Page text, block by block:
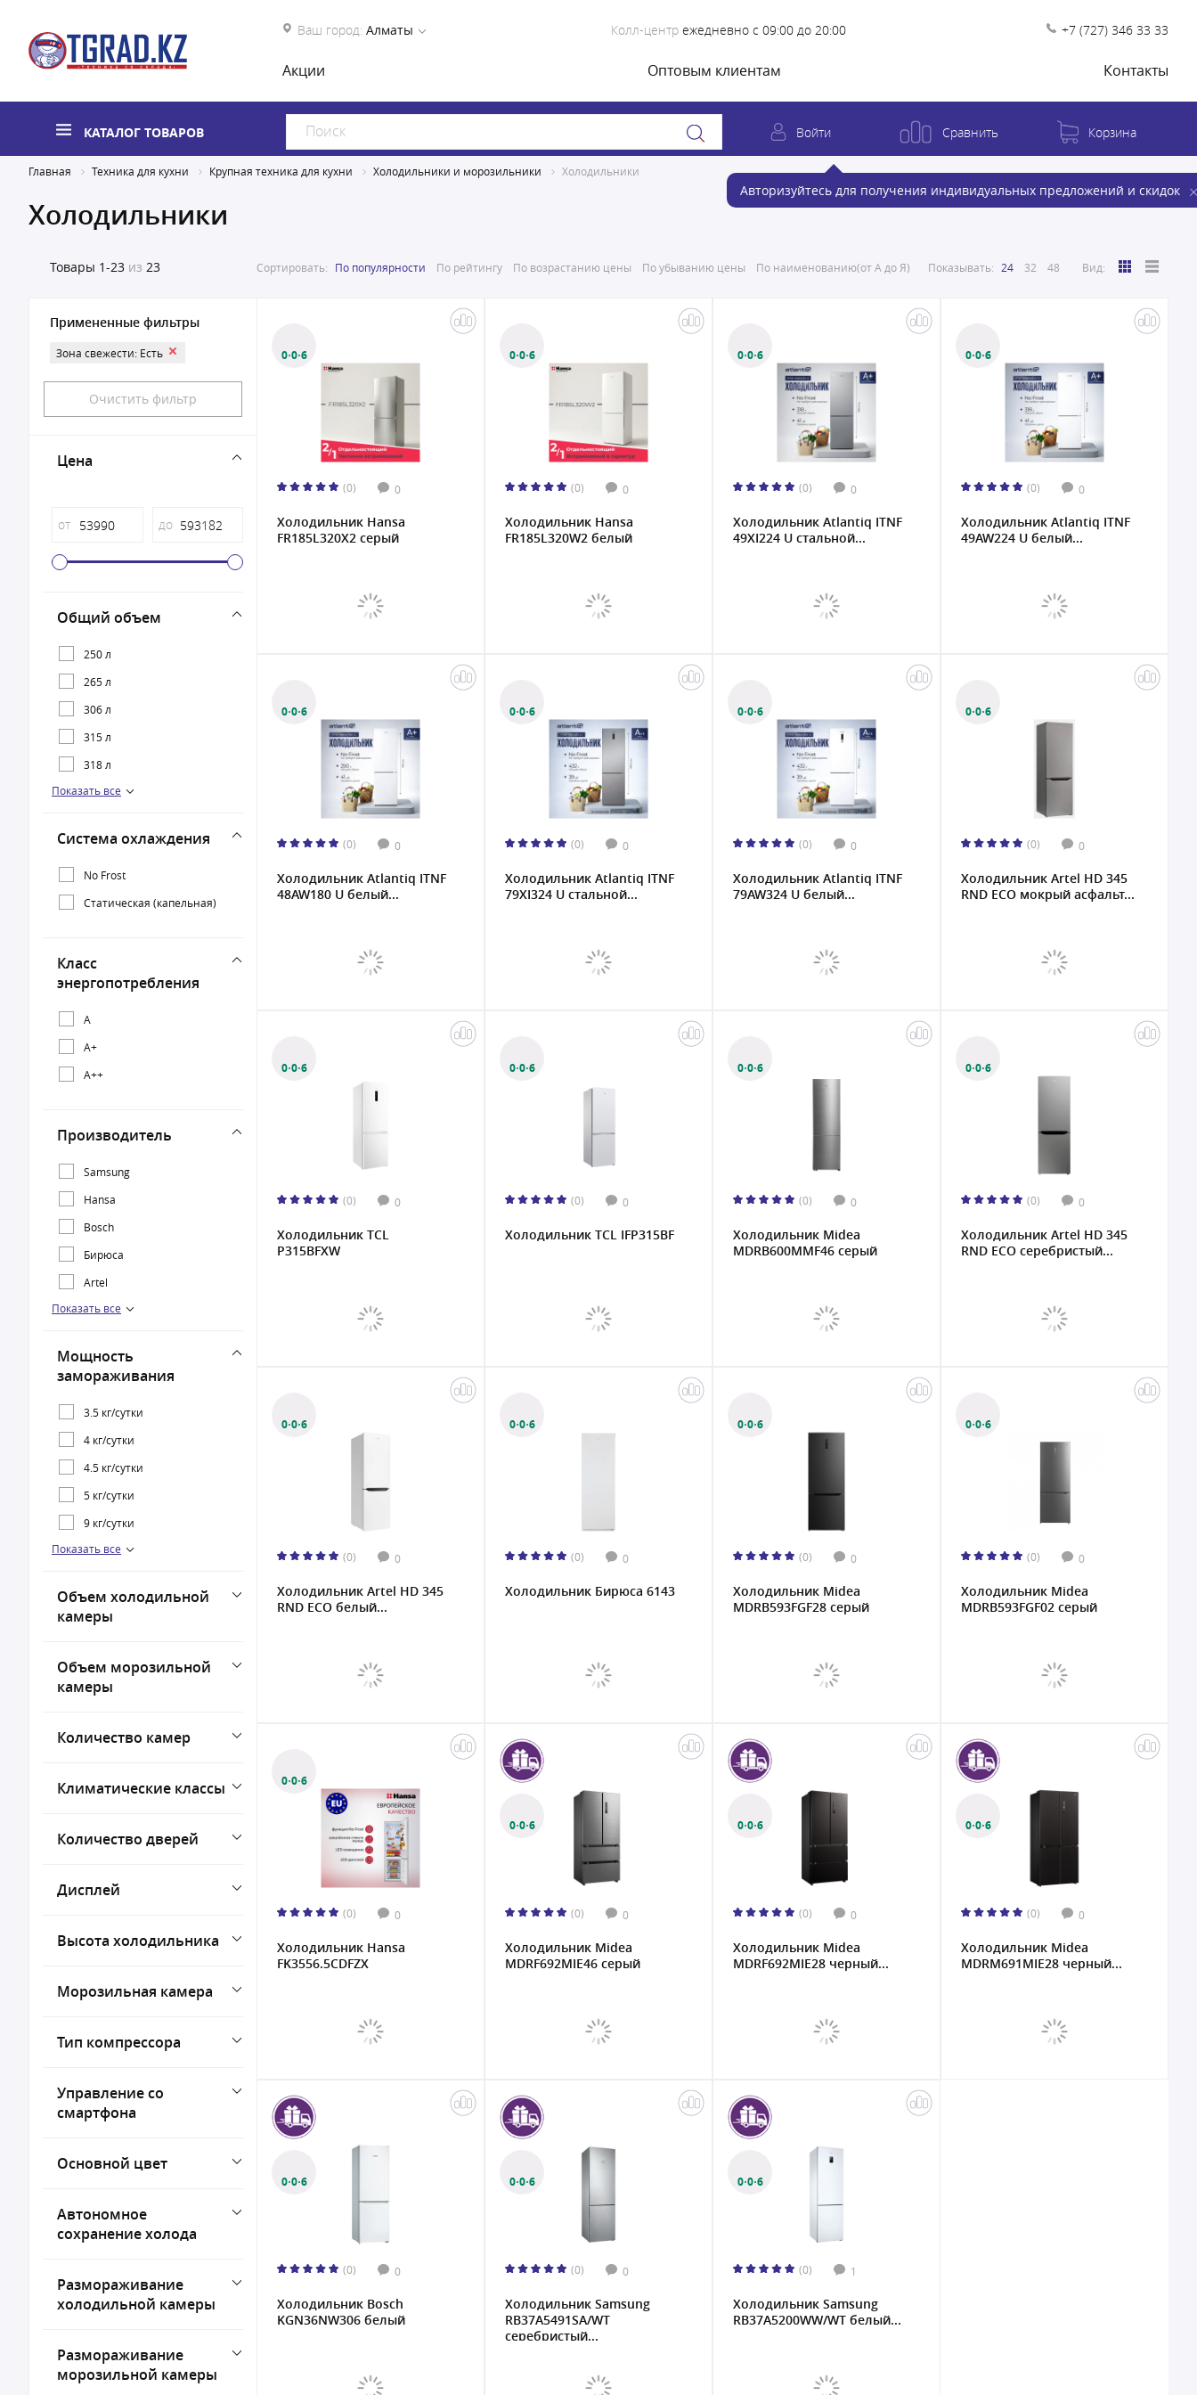
Ваш город: Алматы Колл-центр ежедневно с 09:00 до 20:00 +7 (727) 346 33 33
Акции Оптовым клиентам Контакты
КАТАЛОГ ТОВАРОВ Войти
Авторизуйтесь для получения индивидуальных предложений и скидок
Сравнить Корзина
Главная Техника для кухни Крупная техника для кухни Холодильники и морозильники Холодильники
Холодильники
Товары 1-23 из 23 Сортировать: По популярности По рейтингу По возрастанию цены По убыванию цены По наименованию(от А до Я) Показывать: 24 32 48 Вид:
Примененные фильтры
Зона свежести: Есть
Очистить фильтр
Цена
от до
Общий объем
250 л
265 л
306 л
315 л
318 л
329 л
370 л
387 л
432 л
455 л
515 л
531 л
Показать все
Система охлаждения
No Frost
Статическая (капельная)
Класс
энергопотребления
A
A+
A++
Производитель
Samsung
Hansa
Bosch
Бирюса
Artel
Atlantiq
TCL
Показать все
Мощность
замораживания
3.5 кг/сутки
4 кг/сутки
4.5 кг/сутки
5 кг/сутки
9 кг/сутки
10 кг/сутки
12 кг/сутки
Показать все
Объем холодильной
камеры
Объем морозильной
камеры
Количество камер
Климатические классы
Количество дверей
Дисплей
Высота холодильника
Морозильная камера
Тип компрессора
Управление со
смартфона
Основной цвет
Автономное
сохранение холода
Размораживание
холодильной камеры
Размораживание
морозильной камеры
0·0·6
(0) 0
Холодильник Hansa
FR185L320X2 серый
0·0·6
(0) 0
Холодильник Hansa
FR185L320W2 белый
0·0·6
(0) 0
Холодильник Atlantiq ITNF
49XI224 U стальной...
0·0·6
(0) 0
Холодильник Atlantiq ITNF
49AW224 U белый...
0·0·6
(0) 0
Холодильник Atlantiq ITNF
48AW180 U белый...
0·0·6
(0) 0
Холодильник Atlantiq ITNF
79XI324 U стальной...
0·0·6
(0) 0
Холодильник Atlantiq ITNF
79AW324 U белый...
0·0·6
(0) 0
Холодильник Artel HD 345
RND ECO мокрый асфальт...
0·0·6
(0) 0
Холодильник TCL
P315BFXW
0·0·6
(0) 0
Холодильник TCL IFP315BF
0·0·6
(0) 0
Холодильник Midea
MDRB600MMF46 серый
0·0·6
(0) 0
Холодильник Artel HD 345
RND ECO серебристый...
0·0·6
(0) 0
Холодильник Artel HD 345
RND ECO белый...
0·0·6
(0) 0
Холодильник Бирюса 6143
0·0·6
(0) 0
Холодильник Midea
MDRB593FGF28 серый
0·0·6
(0) 0
Холодильник Midea
MDRB593FGF02 серый
0·0·6
(0) 0
Холодильник Hansa
FK3556.5CDFZX
0·0·6
(0) 0
Холодильник Midea
MDRF692MIE46 серый
0·0·6
(0) 0
Холодильник Midea
MDRF692MIE28 черный...
0·0·6
(0) 0
Холодильник Midea
MDRM691MIE28 черный...
0·0·6
(0) 0
Холодильник Bosch
KGN36NW306 белый
0·0·6
(0) 0
Холодильник Samsung
RB37A5491SA/WT
серебристый...
0·0·6
(0) 1
Холодильник Samsung
RB37A5200WW/WT белый...